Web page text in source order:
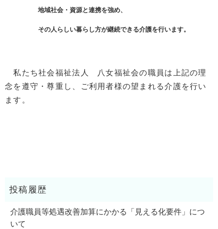
地域社会・資源と連携を強め、
その人らしい暮らし方が継続できる介護を行います。
私たち社会福祉法人 八女福祉会の職員は上記の理
念を遵守・尊重し、ご利用者様の望まれる介護を行い
ます。
介護職員等処遇改善加算にかかる「見える化要件」につ
いて